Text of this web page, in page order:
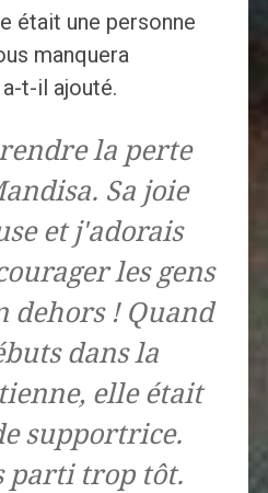
était une personne
manquera
t-il ajouté.
la perte
Sa joie
et j'adorais
les gens
dehors ! Quand
dans la
elle était
supportrice.
parti trop tôt.